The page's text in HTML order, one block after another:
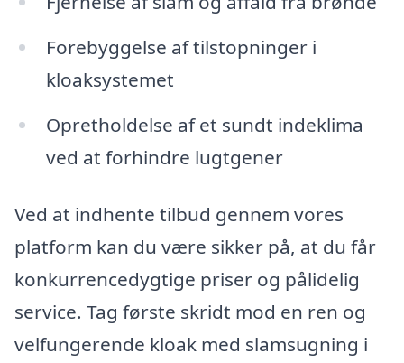
Forebyggelse af tilstopninger i
kloaksystemet
Opretholdelse af et sundt indeklima
ved at forhindre lugtgener
Ved at indhente tilbud gennem vores
platform kan du være sikker på, at du får
konkurrencedygtige priser og pålidelig
service. Tag første skridt mod en ren og
velfungerende kloak med slamsugning i